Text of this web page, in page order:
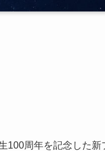
100周年を記念した新